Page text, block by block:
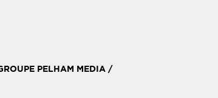
PELHAM MEDIA /